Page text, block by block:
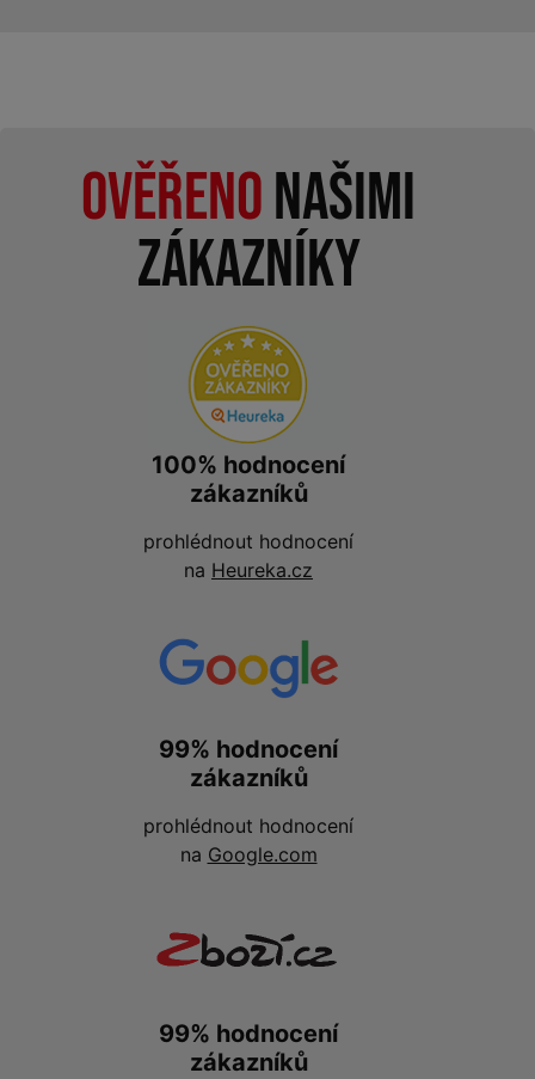
Ověřenonašimi
zákazníky
100% hodnocení
zákazníků
prohlédnout hodnocení
na Heureka.cz
99% hodnocení
zákazníků
prohlédnout hodnocení
na Google.com
99% hodnocení
zákazníků